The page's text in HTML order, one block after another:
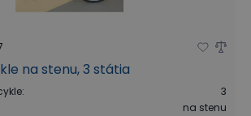
na stenu, 3 státia
:
3
na stenu